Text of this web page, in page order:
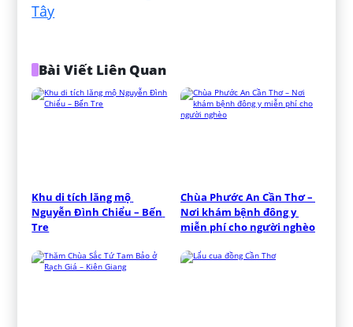
Tây
Bài Viết Liên Quan
Khu di tích lăng mộ
Nguyễn Đình Chiểu – Bến
Tre
Chùa Phước An Cần Thơ –
Nơi khám bệnh đông y
miễn phí cho người nghèo